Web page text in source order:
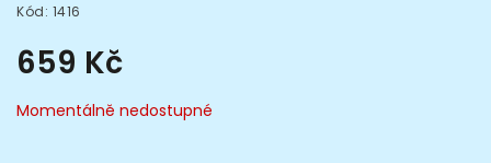
Kód: 1416
659 Kč
Momentálně nedostupné